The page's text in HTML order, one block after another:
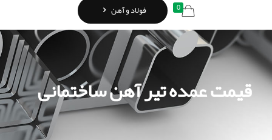
0 فولاد و آهن
قیمت عمده تیر آهن ساختمانی